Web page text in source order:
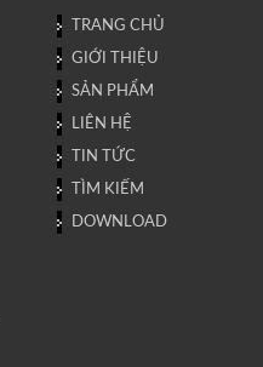
TRANG CHỦ
GIỚI THIỆU
SẢN PHẨM
LIÊN HỆ
TIN TỨC
TÌM KIẾM
DOWNLOAD